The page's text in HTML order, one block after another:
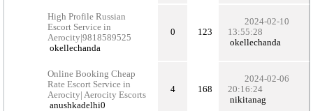
High Profile Russian
Escort Service in
Aerocity|9818589525
okellechanda
0 123
2024-02-10
13:55:28
okellechanda
Online Booking Cheap
Rate Escort Service in
Aerocity| Aerocity Escorts
anushkadelhi0
4 168
2024-02-06
20:16:24
nikitanag